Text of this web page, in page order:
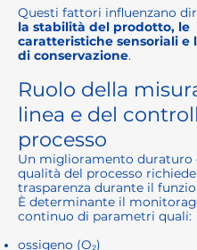
Questi fattori influenzano
la stabilità del prodotto, le
caratteristiche sensoriali e
di conservazione.
Ruolo della
linea e del
processo
Un miglioramento duraturo
qualità del processo richiede
trasparenza durante il
È determinante il
continuo di parametri quali:
ossigeno (O₂)